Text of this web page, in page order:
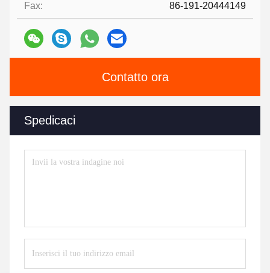
Fax: 86-191-20444149
Contatto ora
Spedicaci